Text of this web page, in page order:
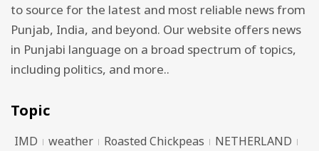
to source for the latest and most reliable news from
Punjab, India, and beyond. Our website offers news
in Punjabi language on a broad spectrum of topics,
including politics, and more..
Topic
IMD weather Roasted Chickpeas
NETHERLAND